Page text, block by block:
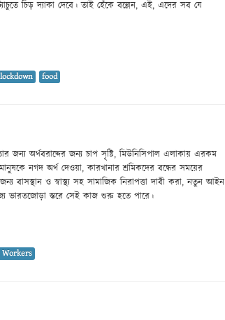
চিড় দ্যাকা দেবে। তাই হেঁকে বল্লেন, এই, এদের সব যে
lockdown food
অর্থবরাদ্দের জন্য চাপ সৃষ্টি, মিউনিসিপাল এলাকায় এরকম
নগদ অর্থ দেওয়া, কারখানার শ্রমিকদের বন্ধের সময়ের
বাসস্থান ও স্বাস্থ্য সহ সামাজিক নিরাপত্তা দাবী করা, নতুন আইন
ভারতজোড়া স্তরে সেই কাজ শুরু হতে পারে।